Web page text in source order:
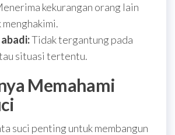
kekurangan orang lain
Tidak tergantung pada
situasi tertentu.
Memahami
suci penting untuk membangun